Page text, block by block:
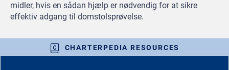
midler, hvis en sådan hjælp er nødvendig for at sikre
effektiv adgang til domstolsprøvelse.
CHARTERPEDIA RESOURCES